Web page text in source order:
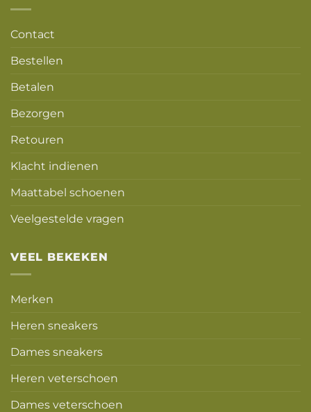
Contact
Bestellen
Betalen
Bezorgen
Retouren
Klacht indienen
Maattabel schoenen
Veelgestelde vragen
VEEL BEKEKEN
Merken
Heren sneakers
Dames sneakers
Heren veterschoen
Dames veterschoen